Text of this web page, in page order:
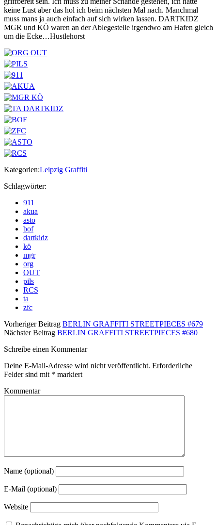
keine Lust aber das hol ich beim nächsten Mal nach. Manchmal
muss mans ja auch einfach auf sich wirken lassen. DARTKIDZ
MGR und KÖ waren an der Ablegestelle irgendwo am Hafen gleich
um die Ecke…Hustlehorst
Kategorien:Leipzig Graffiti
Schlagwörter:
911
akua
asto
bof
dartkidz
kö
mgr
org
OUT
pils
RCS
ta
zfc
Vorheriger Beitrag BERLIN GRAFFITI STREETPIECES #679
Nächster Beitrag BERLIN GRAFFITI STREETPIECES #680
Schreibe einen Kommentar
Deine E-Mail-Adresse wird nicht veröffentlicht. Erforderliche
Felder sind mit * markiert
Kommentar
Name (optional)
E-Mail (optional)
Website